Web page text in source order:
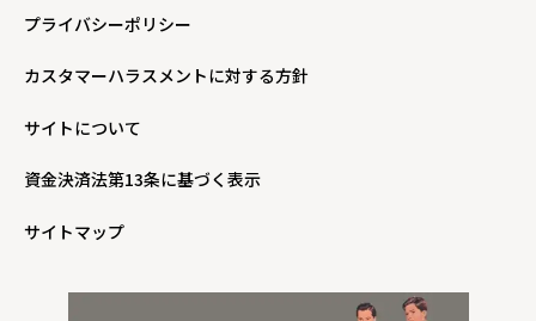
プライバシーポリシー
カスタマーハラスメントに対する方針
サイトについて
資金決済法第13条に基づく表示
サイトマップ